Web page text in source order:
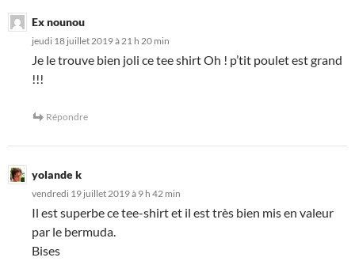
Ex nounou
jeudi 18 juillet 2019 à 21 h 20 min
Je le trouve bien joli ce tee shirt Oh ! p’tit poulet est grand
!!!
Répondre
yolande k
vendredi 19 juillet 2019 à 9 h 42 min
Il est superbe ce tee-shirt et il est très bien mis en valeur
par le bermuda.
Bises